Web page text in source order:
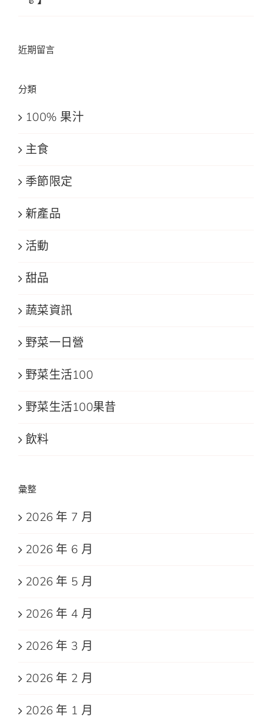
近期留言
分類
100% 果汁
主食
季節限定
新產品
活動
甜品
蔬菜資訊
野菜一日營
野菜生活100
野菜生活100果昔
飲料
彙整
2026 年 7 月
2026 年 6 月
2026 年 5 月
2026 年 4 月
2026 年 3 月
2026 年 2 月
2026 年 1 月